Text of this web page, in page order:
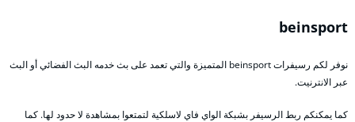
beinsport
نوفر لكم رسيفرات beinsport المتميزة والتي تعمد على بث خدمه البث الفضائي أو البث
عبر الانترنيت.
كما يمكنكم ربط الرسيفر بشبكة الواي فاي لاسلكية لتمتعوا بمشاهدة لا حدود لها. كما